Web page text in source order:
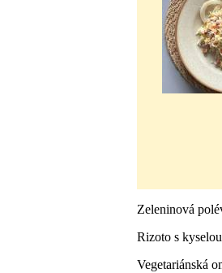
Zeleninová
Rizoto s
Vegetariánská